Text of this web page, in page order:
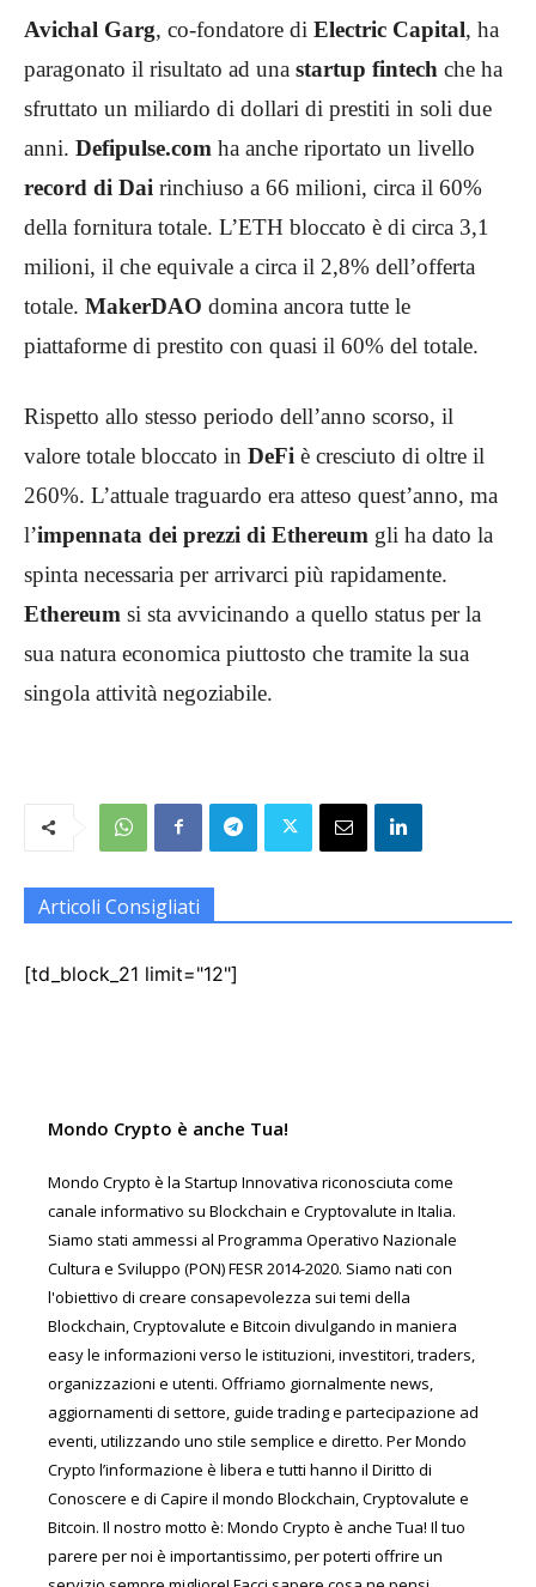
Avichal Garg, co-fondatore di Electric Capital, ha
paragonato il risultato ad una startup fintech che ha
sfruttato un miliardo di dollari di prestiti in soli due
anni. Defipulse.com ha anche riportato un livello
record di Dai rinchiuso a 66 milioni, circa il 60%
della fornitura totale. L’ETH bloccato è di circa 3,1
milioni, il che equivale a circa il 2,8% dell’offerta
totale. MakerDAO domina ancora tutte le
piattaforme di prestito con quasi il 60% del totale.
Rispetto allo stesso periodo dell’anno scorso, il
valore totale bloccato in DeFi è cresciuto di oltre il
260%. L’attuale traguardo era atteso quest’anno, ma
l’impennata dei prezzi di Ethereum gli ha dato la
spinta necessaria per arrivarci più rapidamente.
Ethereum si sta avvicinando a quello status per la
sua natura economica piuttosto che tramite la sua
singola attività negoziabile.
Articoli Consigliati
[td_block_21 limit="12"]
Mondo Crypto è anche Tua!
Mondo Crypto è la Startup Innovativa riconosciuta come
canale informativo su Blockchain e Cryptovalute in Italia.
Siamo stati ammessi al Programma Operativo Nazionale
Cultura e Sviluppo (PON) FESR 2014-2020. Siamo nati con
l'obiettivo di creare consapevolezza sui temi della
Blockchain, Cryptovalute e Bitcoin divulgando in maniera
easy le informazioni verso le istituzioni, investitori, traders,
organizzazioni e utenti. Offriamo giornalmente news,
aggiornamenti di settore, guide trading e partecipazione ad
eventi, utilizzando uno stile semplice e diretto. Per Mondo
Crypto l’informazione è libera e tutti hanno il Diritto di
Conoscere e di Capire il mondo Blockchain, Cryptovalute e
Bitcoin. Il nostro motto è: Mondo Crypto è anche Tua! Il tuo
parere per noi è importantissimo, per poterti offrire un